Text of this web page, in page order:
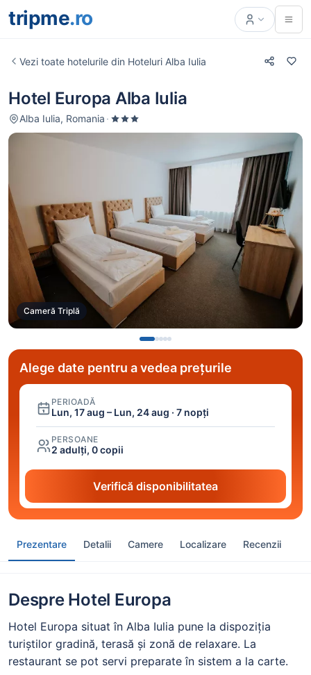
tripme.ro
Alege date pentru a vedea prețurile
PERIOADĂ
Lun, 17 aug – Lun, 24 aug · 7 nopți
PERSOANE
2 adulți, 0 copii
Verifică disponibilitatea
Vezi toate hotelurile din Hoteluri Alba Iulia
Cameră Triplă
Prezentare Detalii Camere Localizare Recenzii
Hotel Europa Alba Iulia
Alba Iulia, Romania ·
Despre Hotel Europa
Hotel Europa situat în Alba Iulia pune la dispoziția
turiștilor gradină, terasă și zonă de relaxare. La
restaurant se pot servi preparate în sistem a la carte.